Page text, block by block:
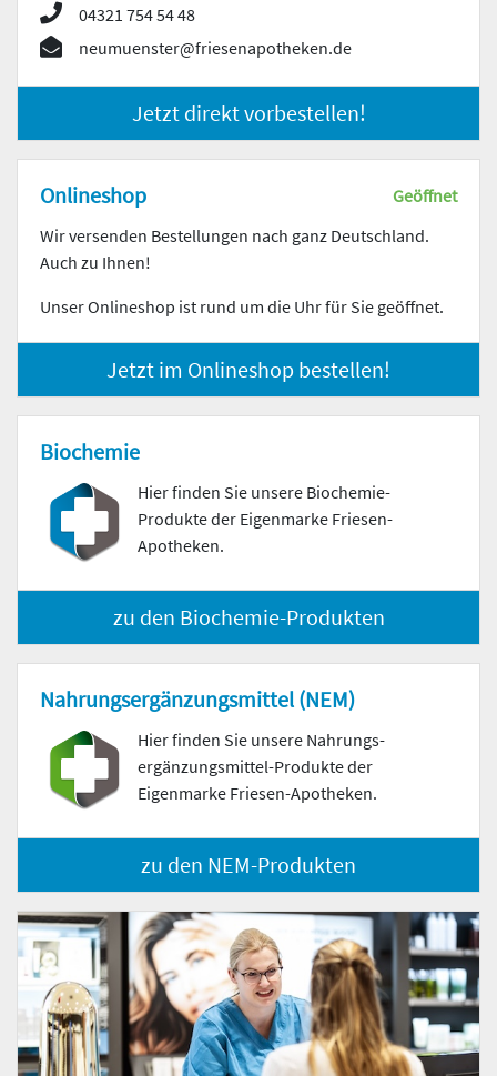
04321 754 54 48
neumuenster@friesenapotheken.de
Jetzt direkt vorbestellen!
Geöffnet
Onlineshop
Wir versenden Bestellungen nach ganz Deutschland.
Auch zu Ihnen!
Unser Onlineshop ist rund um die Uhr für Sie geöffnet.
Jetzt im Onlineshop bestellen!
Biochemie
Hier finden Sie unsere Biochemie-
Produkte der Eigenmarke Friesen-
Apotheken.
zu den Biochemie-Produkten
Nahrungs­ergänzungs­mittel (NEM)
Hier finden Sie unsere Nahrungs­
ergänzungs­mittel-Produkte der
Eigenmarke Friesen-Apotheken.
zu den NEM-Produkten